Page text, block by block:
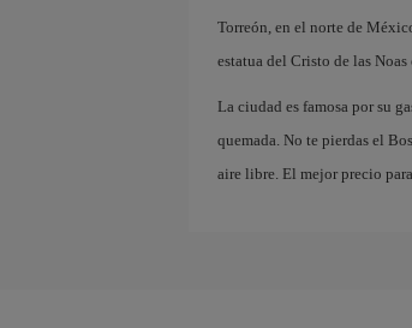
Torreón, en el norte de
estatua del Cristo de las
La ciudad es famosa por su
quemada. No te pierdas el
aire libre. El mejor precio